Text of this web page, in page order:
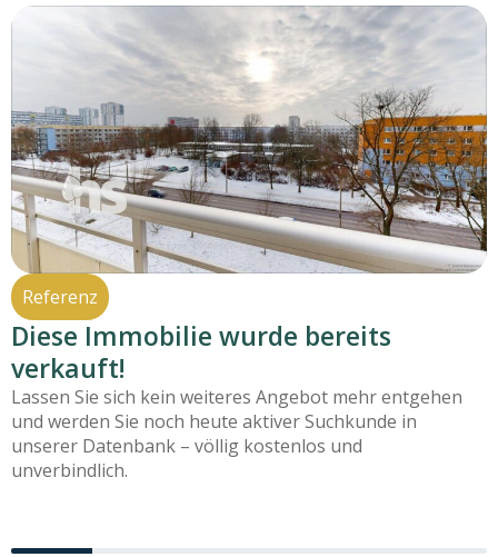
Referenz
Diese Immobilie wurde bereits
verkauft!
Lassen Sie sich kein weiteres Angebot mehr entgehen
und werden Sie noch heute aktiver Suchkunde in
unserer Datenbank – völlig kostenlos und
unverbindlich.